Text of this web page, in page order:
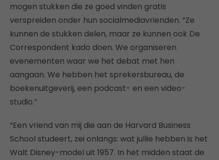
mogen stukken die ze goed vinden gratis
verspreiden onder hun socialmediavrienden. “Ze
kunnen de stukken delen, maar ze kunnen ook De
Correspondent kado doen. We organiseren
evenementen waar we het debat met hen
aangaan. We hebben het sprekersbureau, de
boekenuitgeverij, een podcast- en een video-
studio.”
“Een vriend van mij die aan de Harvard Business
School studeert, zei onlangs: wat jullie hebben is het
Walt Disney-model uit 1957. In het midden staat de